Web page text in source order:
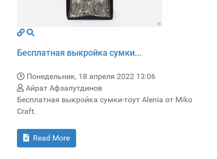
Бесплатная выкройка сумки...
Понедельник, 18 апреля 2022 13:06
Айрат Афзалутдинов
Бесплатная выкройка сумки-тоут Alenia от Miko
Craft.
Read More